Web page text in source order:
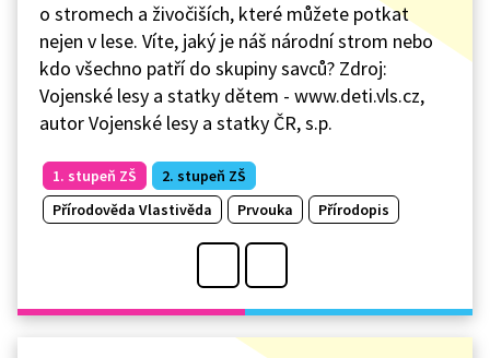
o stromech a živočiších, které můžete potkat
nejen v lese. Víte, jaký je náš národní strom nebo
kdo všechno patří do skupiny savců? Zdroj:
Vojenské lesy a statky dětem - www.deti.vls.cz,
autor Vojenské lesy a statky ČR, s.p.
1. stupeň ZŠ
2. stupeň ZŠ
Přírodověda Vlastivěda
Prvouka Přírodopis